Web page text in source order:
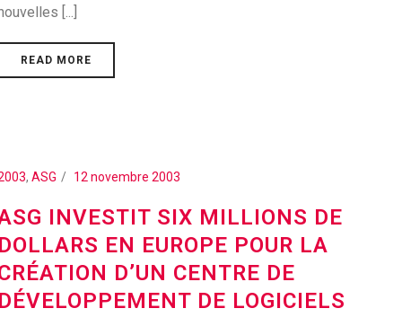
[...]
READ MORE
,ASG 12 novembre 2003
INVESTIT SIX MILLIONS DE
EN EUROPE POUR LA
D’UN CENTRE DE
DE LOGICIELS